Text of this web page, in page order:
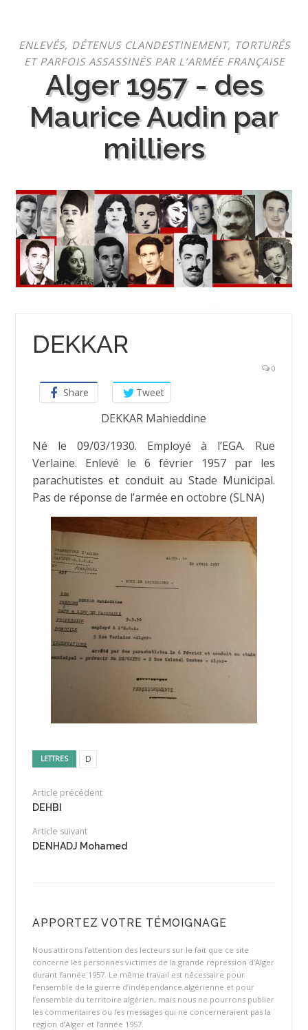
contenu
ENLEVÉS, DÉTENUS CLANDESTINEMENT, TORTURÉS
ET PARFOIS ASSASSINÉS PAR L’ARMÉE FRANÇAISE
Alger 1957 - des
Maurice Audin par
milliers
DEKKAR
0
Share Tweet
DEKKAR Mahieddine
Né le 09/03/1930. Employé à l’EGA. Rue
Verlaine. Enlevé le 6 février 1957 par les
parachutistes et conduit au Stade Municipal.
Pas de réponse de l’armée en octobre (SLNA)
LETTRES D
Article précédent
DEHBI
Article suivant
DENHADJ Mohamed
APPORTEZ VOTRE TÉMOIGNAGE
Nous attirons l’attention des lecteurs sur le fait que ce site
concerne les personnes victimes de la grande répression d’Alger
durant l’année 1957. Le même travail est nécessaire pour
l’ensemble de la guerre d’indépendance algérienne et pour
l’ensemble du territoire algérien, mais nous ne pourrons publier
les commentaires ou les messages qui ne concerneraient pas la
région d’Alger et l’année 1957.